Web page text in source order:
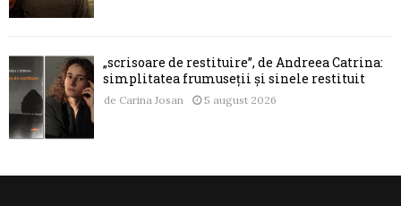
„scrisoare de restituire”, de Andreea Catrina:
simplitatea frumuseții și sinele restituit
de Carina Josan 5 august 2026